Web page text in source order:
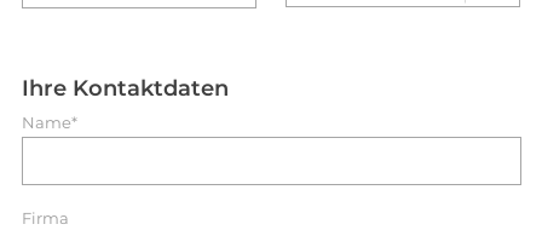
Ihre Kontaktdaten
Name*
Firma